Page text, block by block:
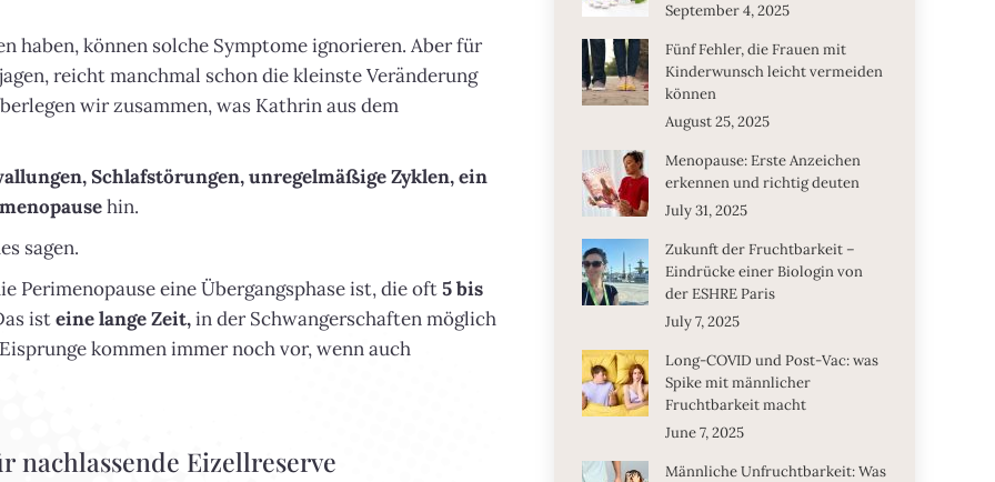
haben, können solche Symptome ignorieren. Aber für
reicht manchmal schon die kleinste Veränderung
wir zusammen, was Kathrin aus dem
Schlafstörungen, unregelmäßige Zyklen, ein
hin.
sagen.
Perimenopause eine Übergangsphase ist, die oft5 bis
isteine lange Zeit,in der Schwangerschaften möglich
kommen immer noch vor, wenn auch
nachlassende Eizellreserve
September 4, 2025
Fünf Fehler, die Frauen mit
Kinderwunsch leicht vermeiden
können
August 25, 2025
Menopause: Erste Anzeichen
erkennen und richtig deuten
July 31, 2025
Zukunft der Fruchtbarkeit –
Eindrücke einer Biologin von
der ESHRE Paris
July 7, 2025
Long-COVID und Post-Vac: was
Spike mit männlicher
Fruchtbarkeit macht
June 7, 2025
Männliche Unfruchtbarkeit: Was